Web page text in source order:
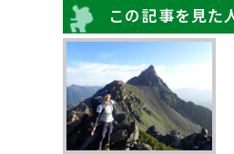
この記事を見た